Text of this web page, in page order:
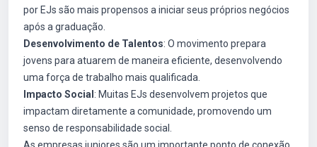
por EJs são mais propensos a iniciar seus próprios negócios
após a graduação.
Desenvolvimento de Talentos: O movimento prepara
jovens para atuarem de maneira eficiente, desenvolvendo
uma força de trabalho mais qualificada.
Impacto Social: Muitas EJs desenvolvem projetos que
impactam diretamente a comunidade, promovendo um
senso de responsabilidade social.
As empresas juniores são um importante ponto de conexão